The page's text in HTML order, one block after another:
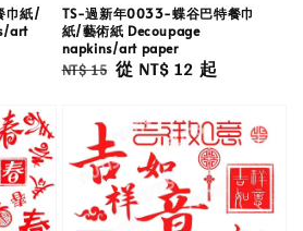
巾紙/
art
TS-過新年0033-蝶谷巴特餐巾
紙/藝術紙 Decoupage
napkins/art paper
Regular
NT$ 15 Sale
從 NT$ 12 起